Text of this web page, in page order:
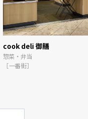
cook deli 御膳
惣菜・弁当
［一番街］